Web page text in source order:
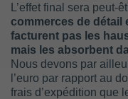
L’effet final sera peut-
commerces de détail
facturent pas les
mais les absorbent
Nous devons par
l’euro par rapport au
frais d’expédition que